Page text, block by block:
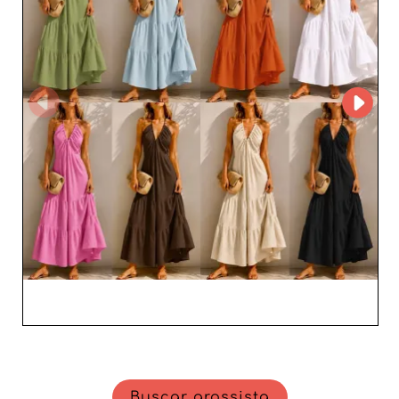
qualidade, Ala Mode Fashion surge como uma opção
indispensável. As suas peças são pensadas para cativar a
sua clientela, fidelizar compradores e impulsionar as
vendas. As coleções desta empresa destacam-se pelo
design moderno e pela atenção aos detalhes, tornando
cada peça um verdadeiro trunfo para a sua loja. Com Ala
Mode Fashion, dê à sua marca a oportunidade de se
destacar com uma oferta atraente e diversificada. Confie
num parceiro que sabe adaptar-se às tendências e
antecipar as necessidades do mercado, oferecendo ao
mesmo tempo soluções práticas e eficazes para os
retalhistas de moda feminina.